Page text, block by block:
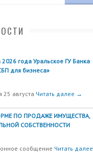
года Уральское ГУ Банка
для бизнеса»
августа Читать далее →
ПО ПРОДАЖЕ ИМУЩЕСТВА,
СОБСТВЕННОСТИ
сообщение Читать далее